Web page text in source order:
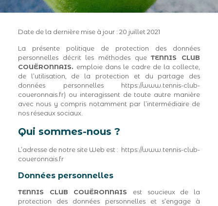
Date de la dernière mise à jour : 20 juillet 2021
La présente politique de protection des données
personnelles décrit les méthodes queTENNIS CLUB
COUËRONNAIS. emploie dans le cadre de la collecte,
de l’utilisation, de la protection et du partage des
données personnelles https://www.tennis-club-
coueronnais.fr) ou interagissent de toute autre manière
avec nous y compris notamment par l’intermédiaire de
nos réseaux sociaux.
Qui sommes-nous ?
L’adresse de notre site Web est : https://www.tennis-club-
coueronnais.fr
Données personnelles
TENNIS CLUB COUËRONNAIS est soucieux de la
protection des données personnelles et s’engage à